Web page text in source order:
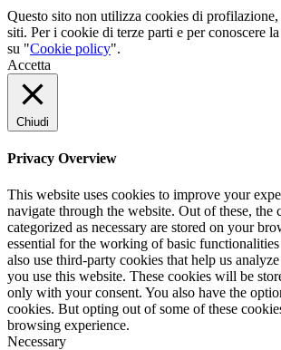
Questo sito non utilizza cookies di
siti. Per i cookie di terze parti e per conoscere
su "Cookie policy".
Accetta
Chiudi
Privacy Overview
This website uses cookies to improve your
navigate through the website. Out of these, the
categorized as necessary are stored on your
essential for the working of basic
also use third-party cookies that help us
you use this website. These cookies will be
only with your consent. You also have the
cookies. But opting out of some of these
browsing experience.
Necessary